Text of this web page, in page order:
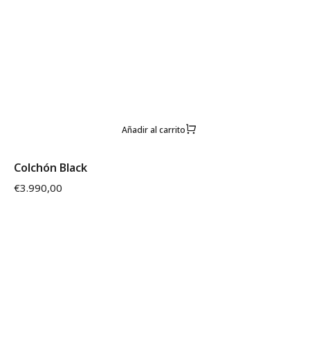
Añadir al carrito
Colchón Black
€3.990,00